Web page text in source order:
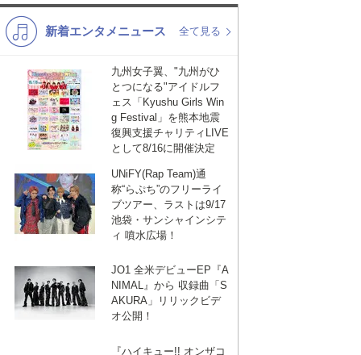
K-POP バンド
洋楽
VTuber ディズニー
新着エンタメニュース 全て見る
九州女子翼、"九州がひ
とつになる"アイドルフ
ェス「Kyushu Girls Win
g Festival」を熊本地震
復興支援チャリティLIVE
として8/16に開催決定
UNiFY(Rap Team)通
称“らぷち”のフリーライ
ブツアー、ラストは9/17
池袋・サンシャインシテ
ィ 噴水広場！
JO1 全米デビューEP『A
NIMAL』から 収録曲「S
AKURA」リリックビデ
オ公開！
『ハイキュー!! オンザコ